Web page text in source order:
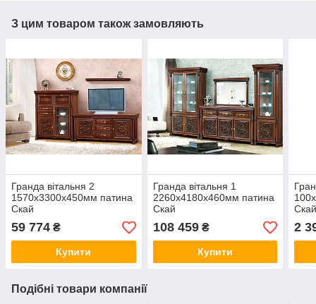
З цим товаром також замовляють
Гранда вітальня 2
1570х3300х450мм патина
Скай
59 774 ₴
Купити
Гранда вітальня 1
2260х4180х460мм патина
Скай
108 459₴
Купити
2
Подібні товари компанії